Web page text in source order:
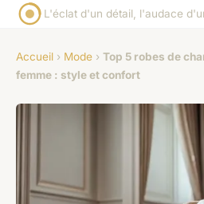
L'éclat d'un détail, l'audace
Accueil › Mode › Top 5 robes de
femme : style et confort